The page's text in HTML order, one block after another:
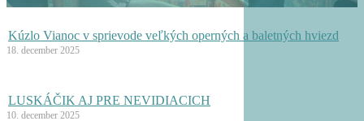
Kúzlo Vianoc v sprievode veľkých operných a baletných hviezd
18. december 2025
LUSKÁČIK AJ PRE NEVIDIACICH
10. december 2025